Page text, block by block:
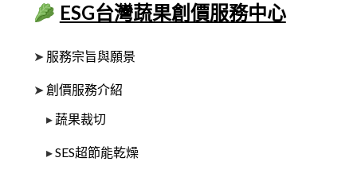
ESG台灣蔬果創價服務中心
➤ 服務宗旨與願景
➤創價服務介紹
▸ 蔬果裁切
▸SES超節能乾燥